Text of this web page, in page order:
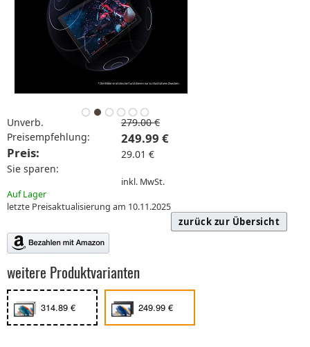
Unverb.
Preisempfehlung:
279.00 €
Preis:
249.99 €
Sie sparen:
29.01 €
inkl. MwSt.
Auf Lager
letzte Preisaktualisierung am 10.11.2025
zurück zur Übersicht
weitere Produktvarianten
314.89 € 249.99 €